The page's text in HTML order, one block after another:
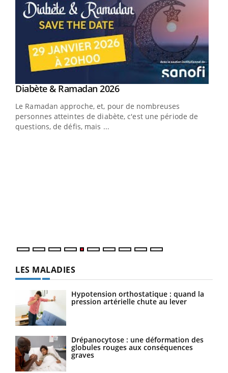
Youtube
Diabète & Ramadan 2026Youtube
Le Ramadan approche, et, pour de nombreuses
personnes atteintes de diabète, c'est une période de
questions, de défis, mais ...
LES MALADIES
Hypotension orthostatique : quand la
pression artérielle chute au lever
Drépanocytose : une déformation des
globules rouges aux conséquences
graves